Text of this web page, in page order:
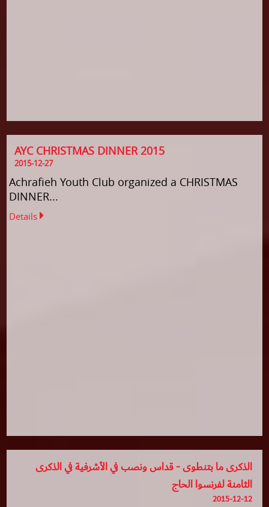
AYC CHRISTMAS DINNER 2015
2015-12-27
Achrafieh Youth Club organized a CHRISTMAS
DINNER...
Details
الذكرى ما بتنطوى - قداس ونصب في الأشرفية في الذكرى
الثامنة لفرنسوا الحاج
2015-12-12